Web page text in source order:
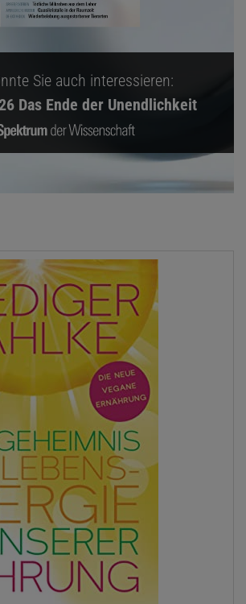
Sie auch interessieren:
Das Ende der Unendlichkeit